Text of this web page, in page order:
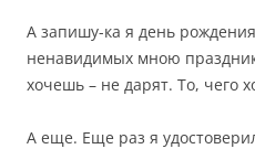
А запишу-ка я день
ненавидимых мною
хочешь – не дарят. То, чего
А еще. Еще раз я